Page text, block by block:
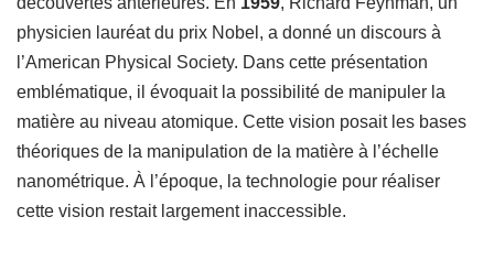
physicien lauréat du prix Nobel, a donné un discours à
l’American Physical Society. Dans cette présentation
emblématique, il évoquait la possibilité de manipuler la
matière au niveau atomique. Cette vision posait les bases
théoriques de la manipulation de la matière à l’échelle
nanométrique. À l’époque, la technologie pour réaliser
cette vision restait largement inaccessible.